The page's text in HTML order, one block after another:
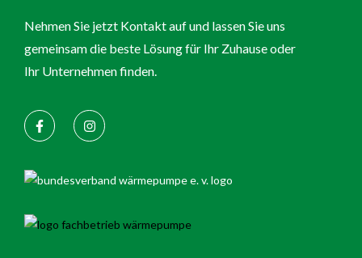
Nehmen Sie jetzt Kontakt auf und lassen Sie uns
gemeinsam die beste Lösung für Ihr Zuhause oder
Ihr Unternehmen finden.